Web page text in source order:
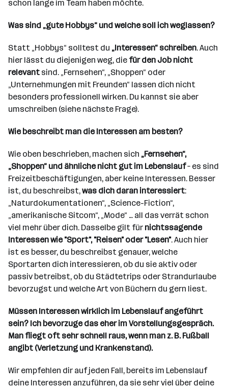
schon lange im Team haben möchte.
Was sind „gute Hobbys“ und welche soll ich weglassen?
Statt „Hobbys“ solltest du „Interessen“ schreiben. Auch
hier lässt du diejenigen weg, die für den Job nicht
relevant sind. „Fernsehen“, „Shoppen“ oder
„Unternehmungen mit Freunden“ lassen dich nicht
besonders professionell wirken. Du kannst sie aber
umschreiben (siehe nächste Frage).
Wie beschreibt man die Interessen am besten?
Wie oben beschrieben, machen sich „Fernsehen“,
„Shoppen“ und ähnliche nicht gut im Lebenslauf– es sind
Freizeitbeschäftigungen, aber keine Interessen. Besser
ist, du beschreibst,was dich daran interessiert:
„Naturdokumentationen“, „Science-Fiction“,
„amerikanische Sitcom“, „Mode“ … all das verrät schon
viel mehr über dich. Dasselbe gilt für nichtssagende
Interessen wie "Sport", "Reisen" oder "Lesen". Auch hier
ist es besser, du beschreibst genauer, welche
Sportarten dich interessieren, ob du sie aktiv oder
passiv betreibst, ob du Städtetrips oder Strandurlaube
bevorzugst und welche Art von Büchern du gern liest.
Müssen Interessen wirklich im Lebenslauf angeführt
sein? Ich bevorzuge das eher im Vorstellungsgespräch.
Man fliegt oft sehr schnell raus, wenn man z. B. Fußball
angibt (Verletzung und Krankenstand).
Wir empfehlen dir auf jeden Fall, bereits im Lebenslauf
deine Interessen anzuführen, da sie sehr viel über deine